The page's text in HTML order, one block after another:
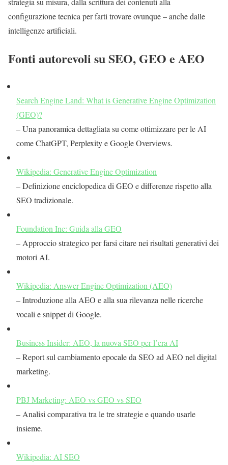
configurazione tecnica per farti trovare ovunque – anche dalle
intelligenze artificiali.
Fonti autorevoli su SEO, GEO e AEO
Search Engine Land: What is Generative Engine Optimization
(GEO)?
– Una panoramica dettagliata su come ottimizzare per le AI
come ChatGPT, Perplexity e Google Overviews.
Wikipedia: Generative Engine Optimization
– Definizione enciclopedica di GEO e differenze rispetto alla
SEO tradizionale.
Foundation Inc: Guida alla GEO
– Approccio strategico per farsi citare nei risultati generativi dei
motori AI.
Wikipedia: Answer Engine Optimization (AEO)
– Introduzione alla AEO e alla sua rilevanza nelle ricerche
vocali e snippet di Google.
Business Insider: AEO, la nuova SEO per l’era AI
– Report sul cambiamento epocale da SEO ad AEO nel digital
marketing.
PBJ Marketing: AEO vs GEO vs SEO
– Analisi comparativa tra le tre strategie e quando usarle
insieme.
Wikipedia: AI SEO